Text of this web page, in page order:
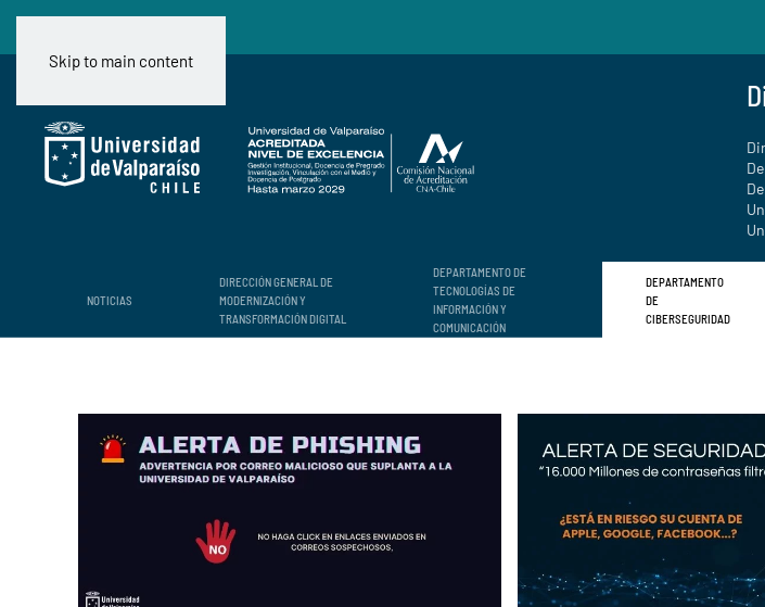
Skip to main content
NOTICIAS
DIRECCIÓN GENERAL DE
MODERNIZACIÓN Y
TRANSFORMACIÓN DIGITAL
DEPARTAMENTO DE
TECNOLOGÍAS DE
INFORMACIÓN Y
COMUNICACIÓN
DEPARTAMENTO
DE
CIBERSEGURIDAD